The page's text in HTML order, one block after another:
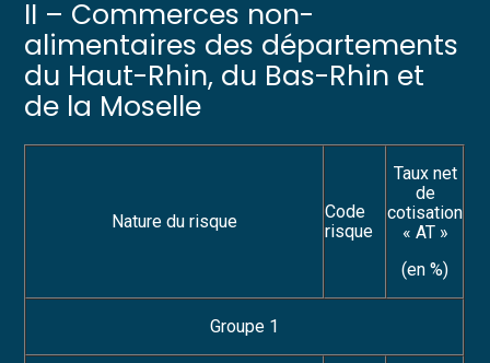
II – Commerces non-
alimentaires des départements
du Haut-Rhin, du Bas-Rhin et
de la Moselle
Nature du risque
Code
risque
Taux net
de
cotisation
« AT »
(en %)
Groupe 1